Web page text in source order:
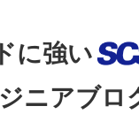
に強い
ニアブロ